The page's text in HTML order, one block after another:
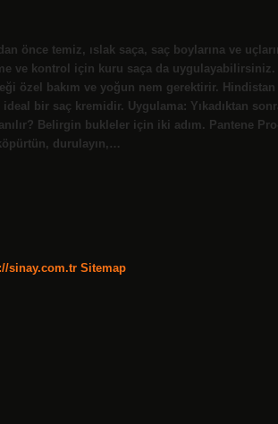
önce temiz, ıslak saça, saç boylarına ve
ve kontrol için kuru saça da uygulayabilirsiniz.
özel bakım ve yoğun nem gerektirir. Hindistan
ideal bir saç kremidir. Uygulama: Yıkadıktan
Belirgin bukleler için iki adım. Pantene
durulayın,…
sinay.com.tr Sitemap